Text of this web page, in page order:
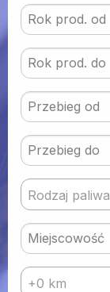
Rodzaj paliwa
+0 km